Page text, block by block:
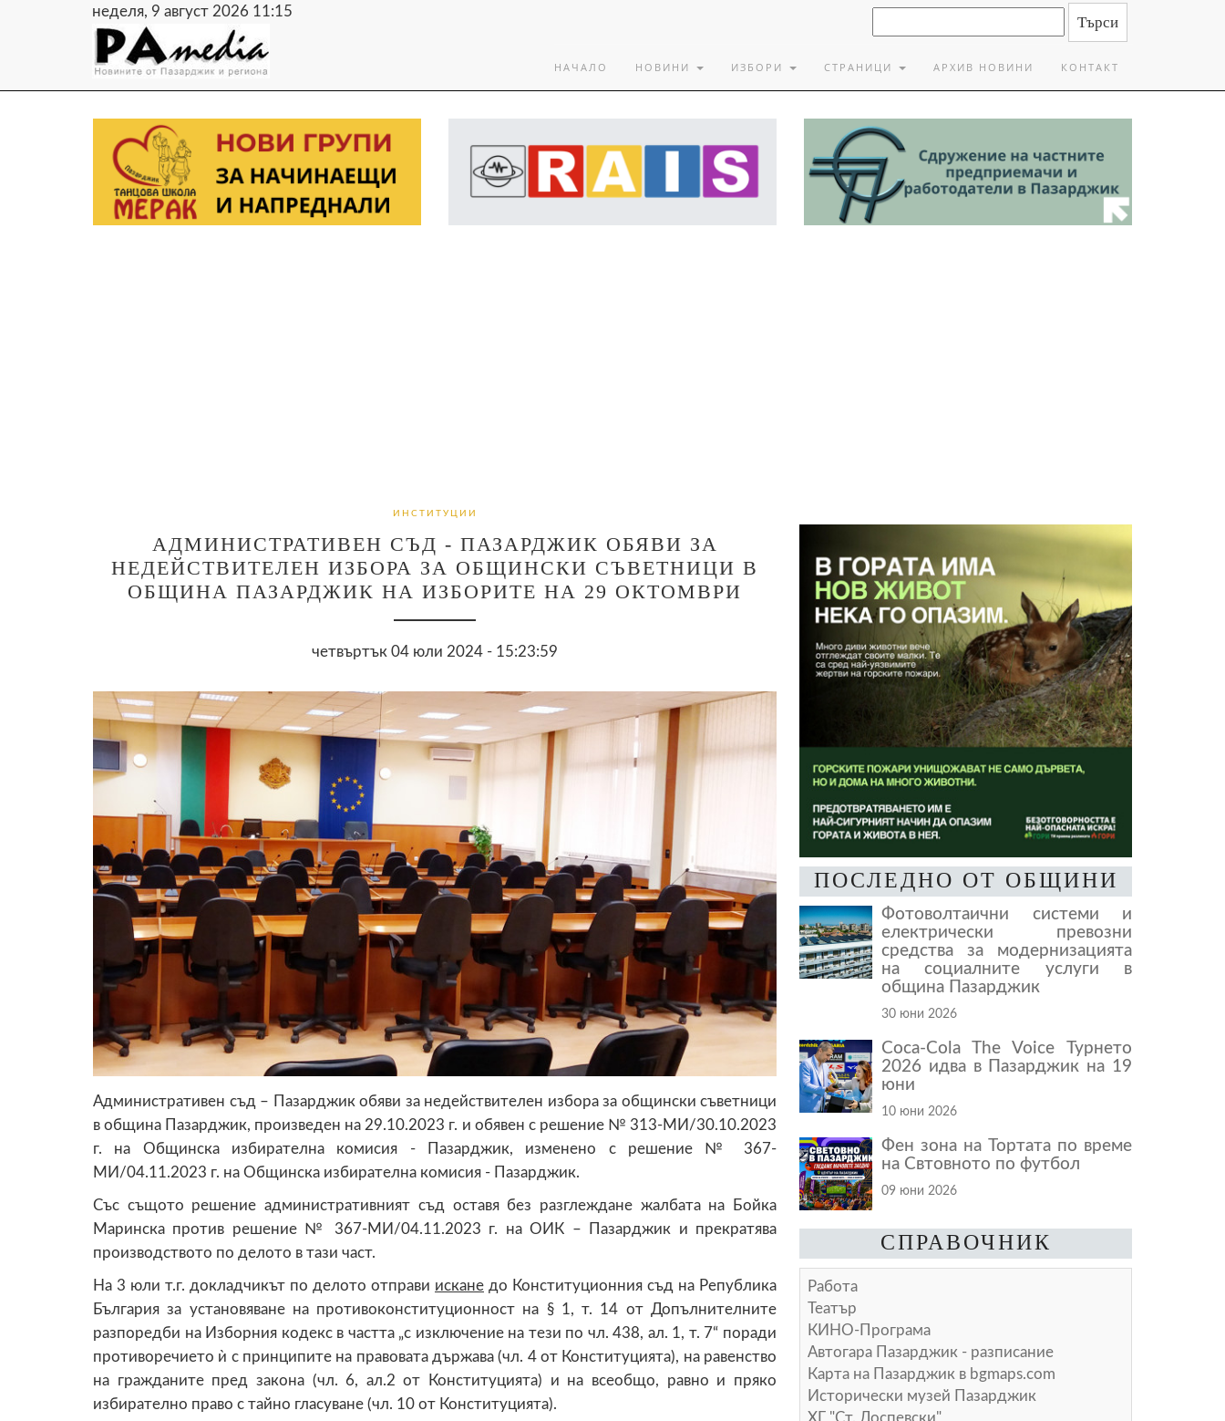
неделя, 9 август 2026 11:15
НАЧАЛО НОВИНИ ИЗБОРИ СТРАНИЦИ АРХИВ НОВИНИ КОНТАКТ
ИНСТИТУЦИИ
АДМИНИСТРАТИВЕН СЪД - ПАЗАРДЖИК ОБЯВИ ЗА
НЕДЕЙСТВИТЕЛЕН ИЗБОРА ЗА ОБЩИНСКИ СЪВЕТНИЦИ В
ОБЩИНА ПАЗАРДЖИК НА ИЗБОРИТЕ НА 29 ОКТОМВРИ
четвъртък 04 юли 2024 - 15:23:59
Административен съд – Пазарджик обяви за недействителен избора за общински съветници
в община Пазарджик, произведен на 29.10.2023 г. и обявен с решение № 313-МИ/30.10.2023
г. на Общинска избирателна комисия - Пазарджик, изменено с решение № 367-
МИ/04.11.2023 г. на Общинска избирателна комисия - Пазарджик.
Със същото решение административният съд оставя без разглеждане жалбата на Бойка
Маринска против решение № 367-МИ/04.11.2023 г. на ОИК – Пазарджик и прекратява
производството по делото в тази част.
На 3 юли т.г. докладчикът по делото отправи искане до Конституционния съд на Република
България за установяване на противоконституционност на § 1, т. 14 от Допълнителните
разпоредби на Изборния кодекс в частта „с изключение на тези по чл. 438, ал. 1, т. 7“ поради
противоречието ѝ с принципите на правовата държава (чл. 4 от Конституцията), на равенство
на гражданите пред закона (чл. 6, ал.2 от Конституцията) и на всеобщо, равно и пряко
избирателно право с тайно гласуване (чл. 10 от Конституцията).
ПОСЛЕДНО ОТ ОБЩИНИ
Фотоволтаични системи и
електрически превозни
средства за модернизацията
на социалните услуги в
община Пазарджик
30 юни 2026
Coca-Cola The Voice Турнето
2026 идва в Пазарджик на 19
юни
10 юни 2026
Фен зона на Тортата по време
на Свтовното по футбол
09 юни 2026
СПРАВОЧНИК
Работа
Театър
КИНО-Програма
Автогара Пазарджик - разписание
Карта на Пазарджик в bgmaps.com
Исторически музей Пазарджик
ХГ "Ст. Доспевски"